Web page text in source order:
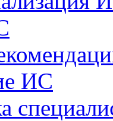
ИС